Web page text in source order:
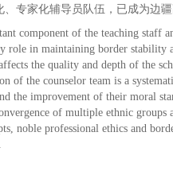
专家化辅导员队伍，已成为边
component of the teaching staff
role in maintaining border
the quality and depth of the
of the counselor team is a
the improvement of their moral
of multiple ethnic groups
noble professional ethics and